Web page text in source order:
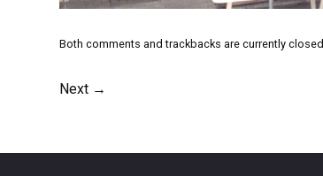
Both comments and trackbacks are currently closed.
Next →